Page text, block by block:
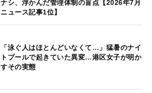
ナシ、浮かんだ管理体制の盲点【2026年7月
ニュース記事1位】
「泳ぐ人はほとんどいなくて…」猛暑のナイ
トプールで起きていた異変…港区女子が明か
すその実態